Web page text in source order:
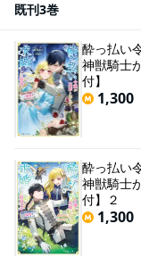
なく撃沈。。。 婿を見つけられ
持ちかけたところ、まさ
り――。 酔っ払い同士の口約束から始まった 離縁可能な契約結婚のはずが
「……君を逃すつもりはない」 ってどういうこと!? 有能貧乏令嬢
獣騎士が織りなす マリア
既刊3巻
酔っ払い
神獣騎士
付】
1,300
酔っ払い
神獣騎士
付】２
1,300